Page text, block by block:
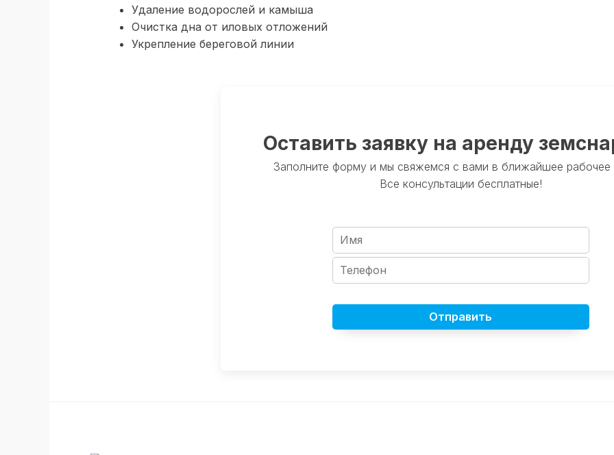
Удаление водорослей и камыша
Очистка дна от иловых отложений
Укрепление береговой линии
Оставить заявку на аренду
Заполните форму и мы свяжемся с вами в ближайшее рабочее
Все консультации бесплатные!